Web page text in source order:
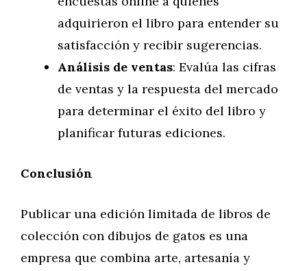
adquirieron el libro para entender su
satisfacción y recibir sugerencias.
Análisis de ventas: Evalúa las cifras
de ventas y la respuesta del mercado
para determinar el éxito del libro y
planificar futuras ediciones.
Conclusión
Publicar una edición limitada de libros de
colección con dibujos de gatos es una
empresa que combina arte, artesanía y